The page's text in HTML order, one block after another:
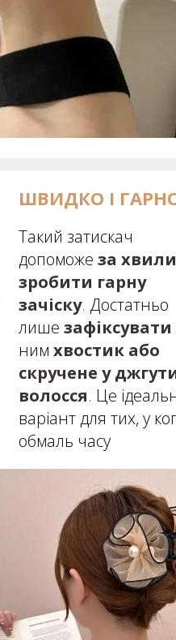
ШВИДКО І
Такий затискач
допоможе за
зробити гарну
зачіску. Достатньо
лише зафіксувати
ним хвостик або
скручене у
волосся. Це
варіант для тих, у
обмаль часу